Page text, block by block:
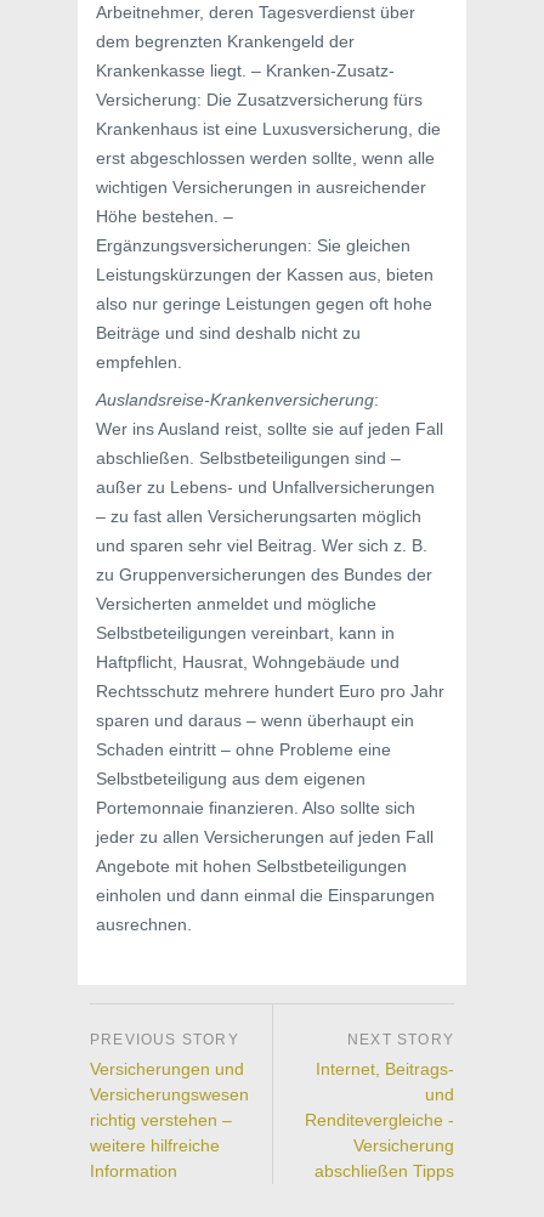
Arbeitnehmer, deren Tagesverdienst über
dem begrenzten Krankengeld der
Krankenkasse liegt. – Kranken-Zusatz-
Versicherung: Die Zusatzversicherung fürs
Krankenhaus ist eine Luxusversicherung, die
erst abgeschlossen werden sollte, wenn alle
wichtigen Versicherungen in ausreichender
Höhe bestehen. –
Ergänzungsversicherungen: Sie gleichen
Leistungskürzungen der Kassen aus, bieten
also nur geringe Leistungen gegen oft hohe
Beiträge und sind deshalb nicht zu
empfehlen.
Auslandsreise-Krankenversicherung:
Wer ins Ausland reist, sollte sie auf jeden Fall
abschließen. Selbstbeteiligungen sind –
außer zu Lebens- und Unfallversicherungen
– zu fast allen Versicherungsarten möglich
und sparen sehr viel Beitrag. Wer sich z. B.
zu Gruppenversicherungen des Bundes der
Versicherten anmeldet und mögliche
Selbstbeteiligungen vereinbart, kann in
Haftpflicht, Hausrat, Wohngebäude und
Rechtsschutz mehrere hundert Euro pro Jahr
sparen und daraus – wenn überhaupt ein
Schaden eintritt – ohne Probleme eine
Selbstbeteiligung aus dem eigenen
Portemonnaie finanzieren. Also sollte sich
jeder zu allen Versicherungen auf jeden Fall
Angebote mit hohen Selbstbeteiligungen
einholen und dann einmal die Einsparungen
ausrechnen.
Versicherungen und
Versicherungswesen
richtig verstehen –
weitere hilfreiche
Information
Internet, Beitrags-
und
Renditevergleiche -
Versicherung
abschließen Tipps